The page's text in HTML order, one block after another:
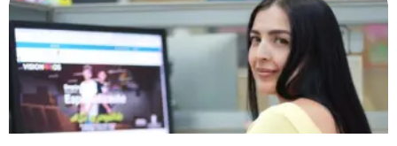
Compartir Noticia